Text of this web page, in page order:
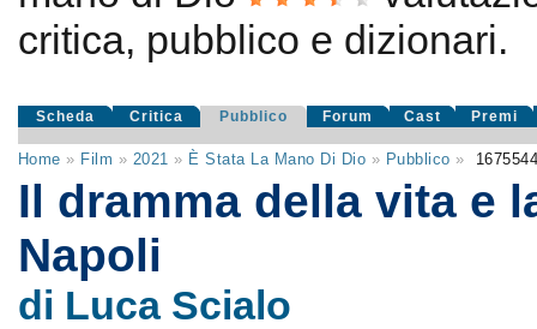
critica, pubblico e dizionari.
Scheda Critica Pubblico Forum Cast Premi
Home » Film » 2021 » È Stata La Mano Di Dio » Pubblico »
Il dramma della vita e
Napoli
di Luca Scialo